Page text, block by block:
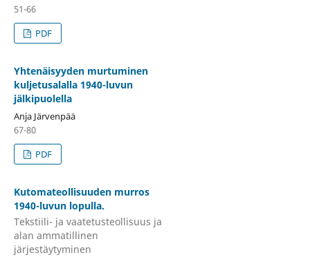
51-66
PDF
Yhtenäisyyden murtuminen
kuljetusalalla 1940-luvun
jälkipuolella
Anja Järvenpää
67-80
PDF
Kutomateollisuuden murros
1940-luvun lopulla.
Tekstiili- ja vaatetusteollisuus ja
alan ammatillinen
järjestäytyminen